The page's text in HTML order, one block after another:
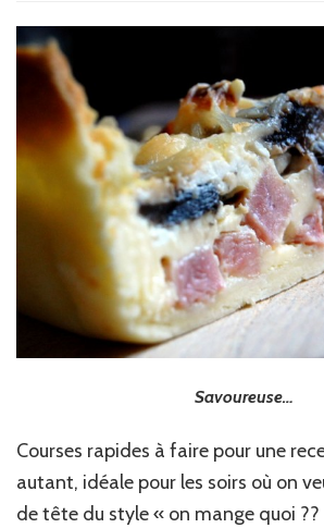
au
Savoureuse…
Courses rapides à faire pour une
autant, idéale pour les soirs où on
de tête du style « on mange quoi